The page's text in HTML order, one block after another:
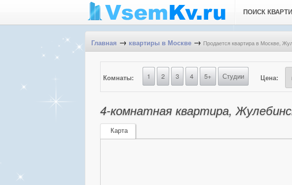
ПОИСК
Главная → квартиры в Москве → Продается квартира в Москве,
Комнаты: 1 2 3 4 5+ Студии Цена:
4-комнатная квартира,
Карта